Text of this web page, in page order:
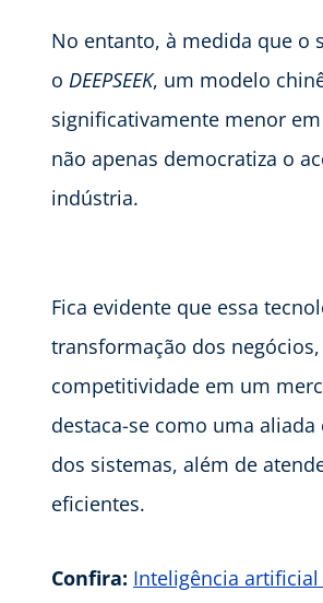
No entanto, à medida que o
o DEEPSEEK, um modelo
significativamente menor
não apenas democratiza o
indústria.
Fica evidente que essa
transformação dos
competitividade em um
destaca-se como uma
dos sistemas, além de
eficientes.
Confira: Inteligência